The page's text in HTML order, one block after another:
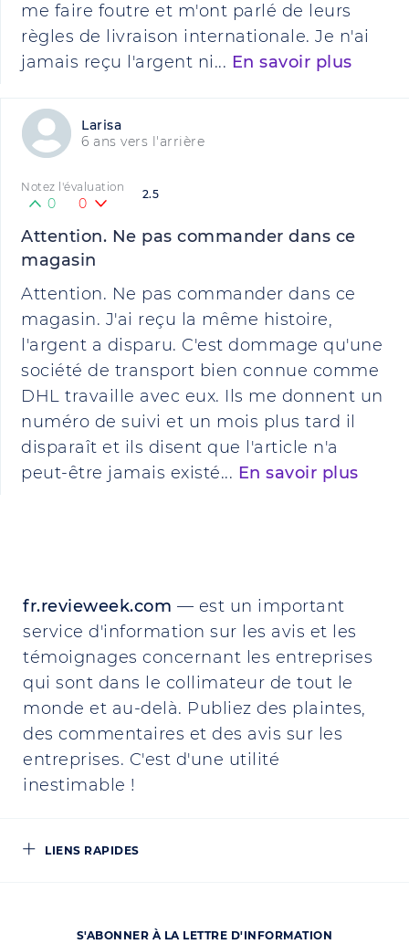
me faire foutre et m'ont parlé de leurs
règles de livraison internationale. Je n'ai
jamais reçu l'argent ni... En savoir plus
Larisa
6 ans vers l'arrière
2.5
Notez l'évaluation
0 0
Attention. Ne pas commander dans ce
magasin
Attention. Ne pas commander dans ce
magasin. J'ai reçu la même histoire,
l'argent a disparu. C'est dommage qu'une
société de transport bien connue comme
DHL travaille avec eux. Ils me donnent un
numéro de suivi et un mois plus tard il
disparaît et ils disent que l'article n'a
peut-être jamais existé... En savoir plus
fr.revieweek.com — est un important
service d'information sur les avis et les
témoignages concernant les entreprises
qui sont dans le collimateur de tout le
monde et au-delà. Publiez des plaintes,
des commentaires et des avis sur les
entreprises. C'est d'une utilité
inestimable !
LIENS RAPIDES
S'ABONNER À LA LETTRE D'INFORMATION